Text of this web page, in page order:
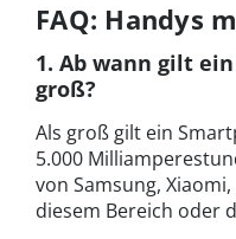
FAQ: Handys
1. Ab wann gilt
groß?
Als groß gilt ein
5.000
von Samsung,
diesem Bereich oder